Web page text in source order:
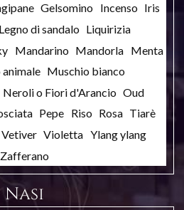
Gelsomino Incenso Iris
Legno di sandalo Liquirizia
Mandarino Mandorla Menta
Muschio bianco
Neroli o Fiori d'Arancio Oud
Pepe Riso Rosa Tiarè
Vetiver Violetta Ylang ylang
Zafferano
Nasi